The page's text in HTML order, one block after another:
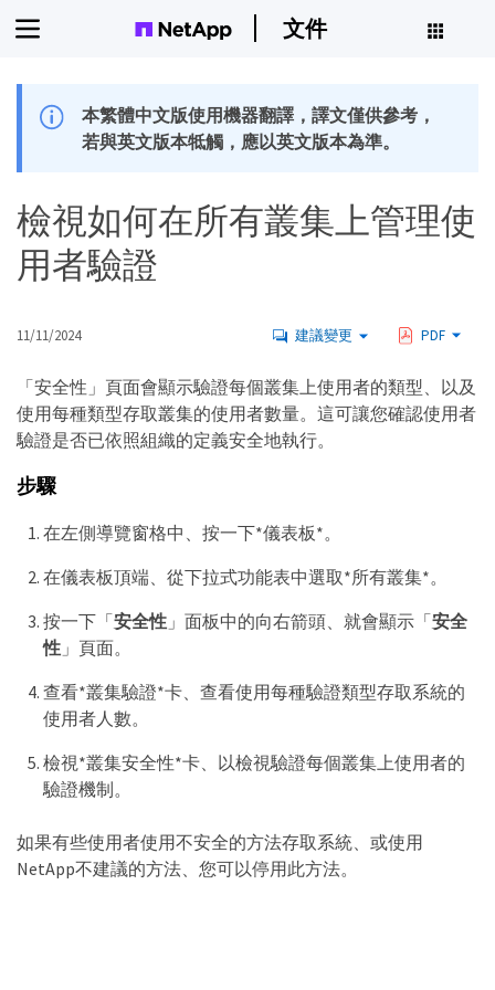
文件
本繁體中文版使用機器翻譯，譯文僅供參考，
若與英文版本牴觸，應以英文版本為準。
檢視如何在所有叢集上管理使
用者驗證
11/11/2024 建議變更 PDF
「安全性」頁面會顯示驗證每個叢集上使用者的類型、以及
使用每種類型存取叢集的使用者數量。這可讓您確認使用者
驗證是否已依照組織的定義安全地執行。
步驟
在左側導覽窗格中、按一下*儀表板*。
在儀表板頂端、從下拉式功能表中選取*所有叢集*。
按一下「安全性」面板中的向右箭頭、就會顯示「安全
性」頁面。
查看*叢集驗證*卡、查看使用每種驗證類型存取系統的
使用者人數。
檢視*叢集安全性*卡、以檢視驗證每個叢集上使用者的
驗證機制。
如果有些使用者使用不安全的方法存取系統、或使用
NetApp不建議的方法、您可以停用此方法。